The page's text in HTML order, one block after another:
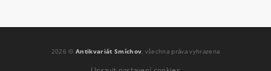
2026 ©Antikvariát Smíchov, všechna práva vyhrazena